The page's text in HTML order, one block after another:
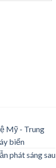
Mỹ - Trung
biển
phát sáng sau